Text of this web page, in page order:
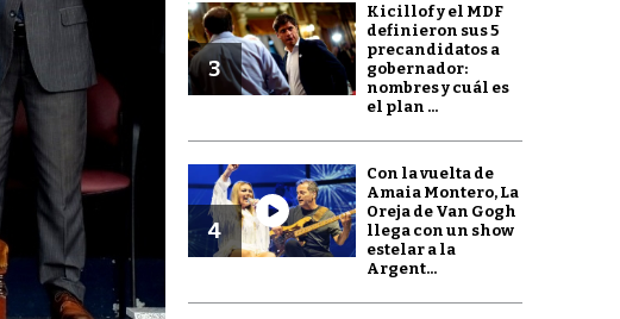
3
Kicillof y el MDF
definieron sus 5
precandidatos a
gobernador:
nombres y cuál es
el plan ...
4
Con la vuelta de
Amaia Montero, La
Oreja de Van Gogh
llega con un show
estelar a la
Argent...